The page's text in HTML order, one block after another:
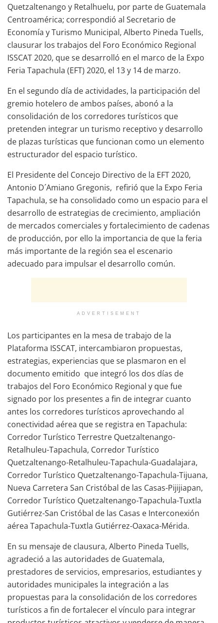
Quetzaltenango y Retalhuelu, por parte de Guatemala
Centroamérica; correspondió al Secretario de
Economía y Turismo Municipal, Alberto Pineda Tuells,
clausurar los trabajos del Foro Económico Regional
ISSCAT 2020, que se desarrolló en el marco de la Expo
Feria Tapachula (EFT) 2020, el 13 y 14 de marzo.
En el segundo día de actividades, la participación del
gremio hotelero de ambos países, abonó a la
consolidación de los corredores turísticos que
pretenden integrar un turismo receptivo y desarrollo
de plazas turísticas que funcionan como un elemento
estructurador del espacio turístico.
El Presidente del Concejo Directivo de la EFT 2020,
Antonio D´Amiano Gregonis, refirió que la Expo Feria
Tapachula, se ha consolidado como un espacio para el
desarrollo de estrategias de crecimiento, ampliación
de mercados comerciales y fortalecimiento de cadenas
de producción, por ello la importancia de que la feria
más importante de la región sea el escenario
adecuado para impulsar el desarrollo común.
ADVERTISEMENT
Los participantes en la mesa de trabajo de la
Plataforma ISSCAT, intercambiaron propuestas,
estrategias, experiencias que se plasmaron en el
documento emitido que integró los dos días de
trabajos del Foro Económico Regional y que fue
signado por los presentes a fin de integrar cuanto
antes los corredores turísticos aprovechando al
conectividad aérea que se registra en Tapachula:
Corredor Turístico Terrestre Quetzaltenango-
Retalhuleu-Tapachula, Corredor Turístico
Quetzaltenango-Retalhuleu-Tapachula-Guadalajara,
Corredor Turístico Quetzaltenango-Tapachula-Tijuana,
Nueva Carretera San Cristóbal de las Casas-Pijijiapan,
Corredor Turístico Quetzaltenango-Tapachula-Tuxtla
Gutiérrez-San Cristóbal de las Casas e Interconexión
aérea Tapachula-Tuxtla Gutiérrez-Oaxaca-Mérida.
En su mensaje de clausura, Alberto Pineda Tuells,
agradeció a las autoridades de Guatemala,
prestadores de servicios, empresarios, estudiantes y
autoridades municipales la integración a las
propuestas para la consolidación de los corredores
turísticos a fin de fortalecer el vínculo para integrar